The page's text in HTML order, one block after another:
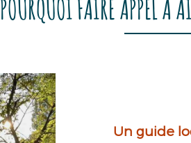
POURQUOI FAIRE APPEL À
Un guide